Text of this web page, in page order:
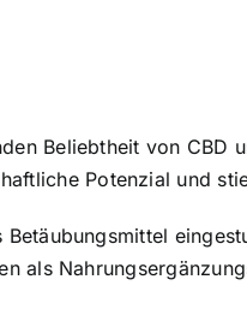
Beliebtheit von CBD
Potenzial und
als